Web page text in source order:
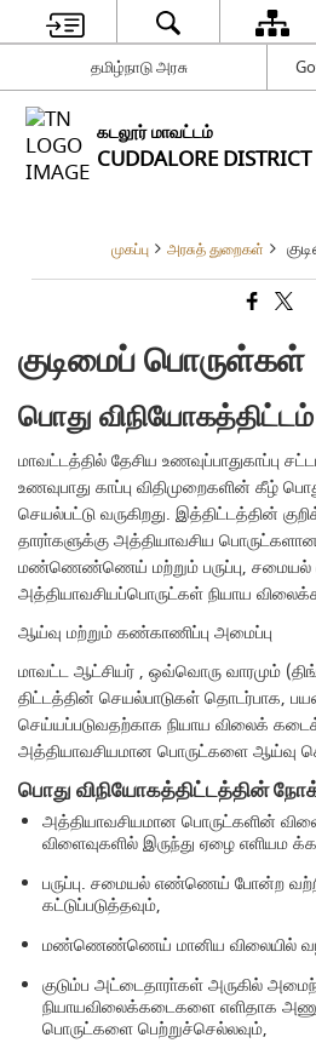
தமிழ்நாடு அரசு
கடலூர் மாவட்டம்
CUDDALORE DISTRICT
முகப்பு அரசுத் துறைகள்
குடிமைப் பொருள்கள்
பொது
மாவட்டத்தில் தேசிய உணவுப்பாதுகாப்பு
உணவுபாது காப்பு விதிமுறைகளின் கீழ்
செயல்பட்டு வருகிறது. இத்திட்டத்தின்
தாரா்களுக்கு அத்தியாவசிய
மண்ணெண்ணெய் மற்றும் பருப்பு, சமையல்
அத்தியாவசியப்பொருட்கள் நியாய
ஆய்வு மற்றும் கண்காணிப்பு அமைப்பு
மாவட்ட ஆட்சியர் , ஒவ்வொரு வாரமும்
திட்டத்தின் செயல்பாடுகள் தொடர்பாக,
செய்யப்படுவதற்காக நியாய விலைக்
அத்தியாவசியமான பொருட்களை ஆய்வு
பொது விநியோகத்திட்டத்தின்
அத்தியாவசியமான பொருட்களின்
விளைவுகளில் இருந்து ஏழை எளியம
பருப்பு. சமையல் எண்ணெய் போன்ற
கட்டுப்படுத்தவும்,
மண்ணெண்ணெய் மானிய விலையில்
குடும்ப அட்டைதாரா்கள் அருகில்
நியாயவிலைக்கடைகளை எளிதாக
பொருட்களை பெற்றுச்செல்லவும்,